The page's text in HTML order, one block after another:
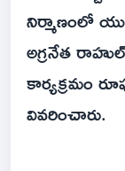
నిర్మాణంలో
అగ్రనేత
కార్యక్రమం
వివరించారు.